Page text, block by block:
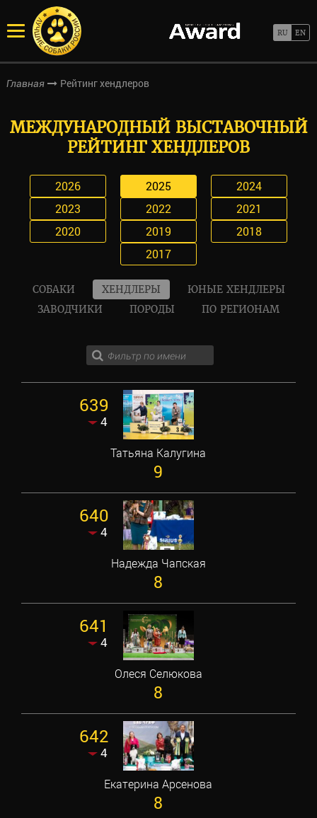
Главная Рейтинг хендлеров
МЕЖДУНАРОДНЫЙ ВЫСТАВОЧНЫЙ
РЕЙТИНГ ХЕНДЛЕРОВ
2026 2025
2024
2023
2022
2021
2020
2019
2018
2017
СОБАКИ ХЕНДЛЕРЫ
ЮНЫЕ ХЕНДЛЕРЫ
ЗАВОДЧИКИ
ПОРОДЫ ПО РЕГИОНАМ
639
4
Татьяна Калугина
9
640
4
Надежда Чапская
8
641
4
Олеся Селюкова
8
642
4
Екатерина Арсенова
8